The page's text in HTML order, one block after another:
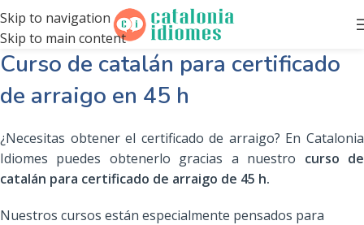
Skip to navigation
Skip to main content
Curso de catalán para certificado
de arraigo en 45 h
¿Necesitas obtener el certificado de arraigo? En Catalonia
Idiomes puedes obtenerlo gracias a nuestro curso de
catalán para certificado de arraigo de 45 h.
Nuestros cursos están especialmente pensados para